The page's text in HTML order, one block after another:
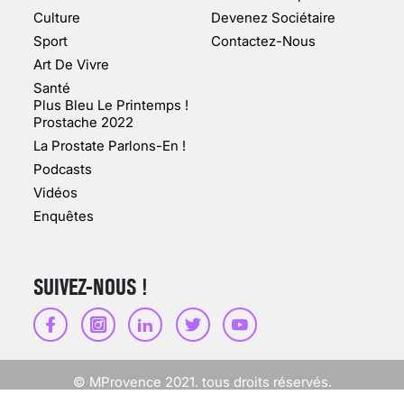
10 jan 2022
SCANNER, IRM, RADIO,
ÉCHO : DES IMAGES
POUR TOUTES LES
MALADIES
Culture
Sport
Art De Vivre
Santé
Plus Bleu Le Printemps !
Prostache 2022
La Prostate Parlons-En !
Podcasts
Vidéos
Enquêtes
Devenez Sociétaire
Contactez-Nous
SUIVEZ-NOUS !
© MProvence 2021. tous droits réservés.